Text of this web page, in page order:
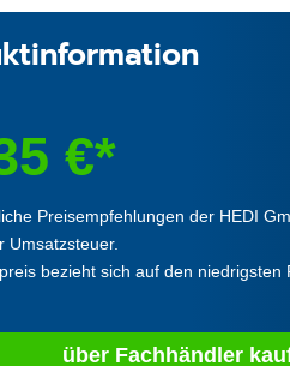
€*
Preisempfehlungen der HEDI
Umsatzsteuer.
bezieht sich auf den niedrigsten
über Fachhändler